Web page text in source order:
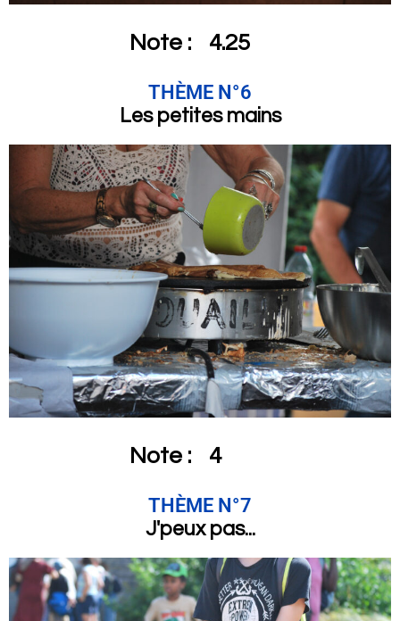
Note : 4.25
THÈME N°6
Les petites mains
Note : 4
THÈME N°7
J'peux pas...